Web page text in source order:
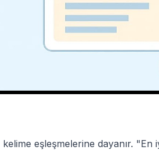
eşleşmelerine dayanır. "En